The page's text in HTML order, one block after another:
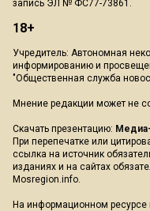
запись ЭЛ № ФС77-73861.
18+
Учредитель: Автономная
информированию и
"Общественная служба
Мнение редакции может не
Скачать презентацию:
При перепечатке или
ссылка на источник
изданиях и на сайтах
Mosregion.info.
На информационном